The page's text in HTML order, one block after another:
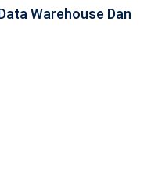
Warehouse Dan